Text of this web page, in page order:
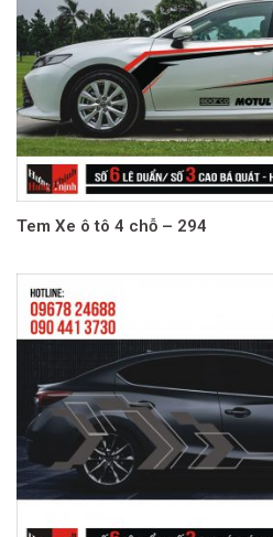
Tem Xe ô tô 4 chỗ – 294